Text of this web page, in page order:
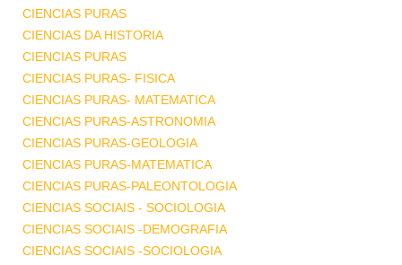
CIENCIAS PURAS
CIENCIAS DA HISTORIA
CIENCIAS PURAS
CIENCIAS PURAS- FISICA
CIENCIAS PURAS- MATEMATICA
CIENCIAS PURAS-ASTRONOMIA
CIENCIAS PURAS-GEOLOGIA
CIENCIAS PURAS-MATEMATICA
CIENCIAS PURAS-PALEONTOLOGIA
CIENCIAS SOCIAIS - SOCIOLOGIA
CIENCIAS SOCIAIS -DEMOGRAFIA
CIENCIAS SOCIAIS -SOCIOLOGIA